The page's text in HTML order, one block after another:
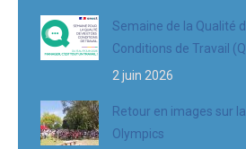
Semaine de la Qualité
Conditions de Travail
2 juin 2026
Retour en images sur
Olympics